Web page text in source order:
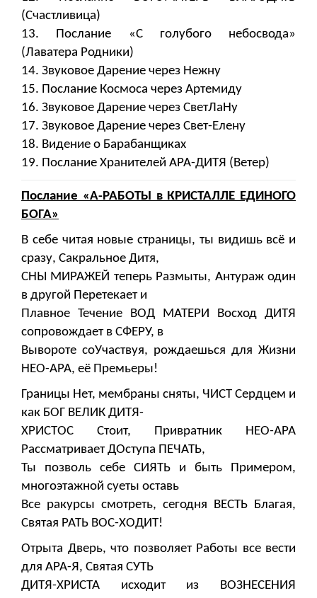
(Счастливица)
13. Послание «С голубого небосвода»
(Лаватера Родники)
14. Звуковое Дарение через Нежну
15. Послание Космоса через Артемиду
16. Звуковое Дарение через СветЛаНу
17. Звуковое Дарение через Свет-Елену
18. Видение о Барабанщиках
19. Послание Хранителей АРА-ДИТЯ (Ветер)
Послание «А-РАБОТЫ в КРИСТАЛЛЕ ЕДИНОГО
БОГА»
В себе читая новые страницы, ты видишь всё и
сразу, Сакральное Дитя,
СНЫ МИРАЖЕЙ теперь Размыты, Антураж один
в другой Перетекает и
Плавное Течение ВОД МАТЕРИ Восход ДИТЯ
сопровождает в СФЕРУ, в
Вывороте соУчаствуя, рождаешься для Жизни
НЕО-АРА, её Премьеры!
Границы Нет, мембраны сняты, ЧИСТ Сердцем и
как БОГ ВЕЛИК ДИТЯ-
ХРИСТОС Стоит, Привратник НЕО-АРА
Рассматривает ДОступа ПЕЧАТЬ,
Ты позволь себе СИЯТЬ и быть Примером,
многоэтажной суеты оставь
Все ракурсы смотреть, сегодня ВЕСТЬ Благая,
Святая РАТЬ ВОС-ХОДИТ!
Отрыта Дверь, что позволяет Работы все вести
для АРА-Я, Святая СУТЬ
ДИТЯ-ХРИСТА исходит из ВОЗНЕСЕНИЯ